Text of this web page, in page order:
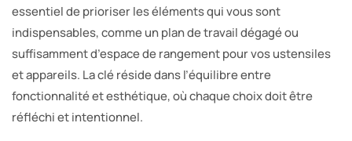
essentiel de prioriser les éléments qui vous sont
indispensables, comme un plan de travail dégagé ou
suffisamment d’espace de rangement pour vos ustensiles
et appareils. La clé réside dans l’équilibre entre
fonctionnalité et esthétique, où chaque choix doit être
réfléchi et intentionnel.